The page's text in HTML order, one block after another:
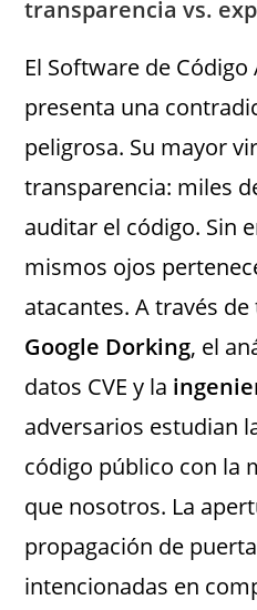
transparencia vs.
El Software de Código
presenta una
peligrosa. Su mayor
transparencia: miles
auditar el código. Sin
mismos ojos
atacantes. A través
Google Dorking, el
datos CVE y la
adversarios estudian
código público con la
que nosotros. La
propagación de
intencionadas en